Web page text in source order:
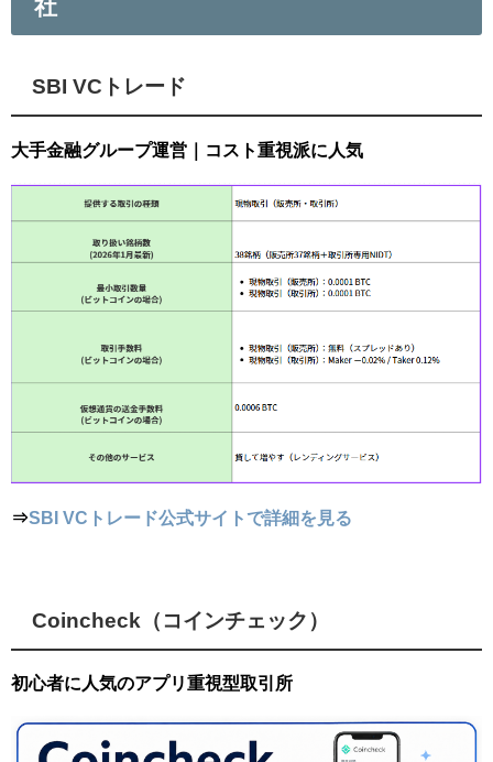
社
SBI VCトレード
大手金融グループ運営｜コスト重視派に人気
⇒SBI VCトレード公式サイトで詳細を見る
Coincheck（コインチェック）
初心者に人気のアプリ重視型取引所